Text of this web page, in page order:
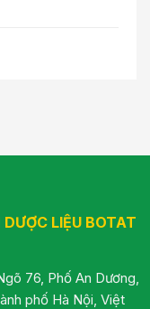
LIỆU BOTAT
76, Phố An Dương,
phố Hà Nội, Việt